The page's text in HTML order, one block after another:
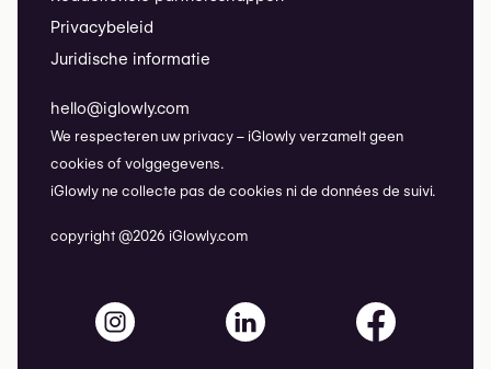
Privacybeleid
Juridische informatie
hello@iglowly.com
We respecteren uw privacy – iGlowly verzamelt geen
cookies of volggegevens.
iGlowly ne collecte pas de cookies ni de données de suivi.
copyright @2026 iGlowly.com